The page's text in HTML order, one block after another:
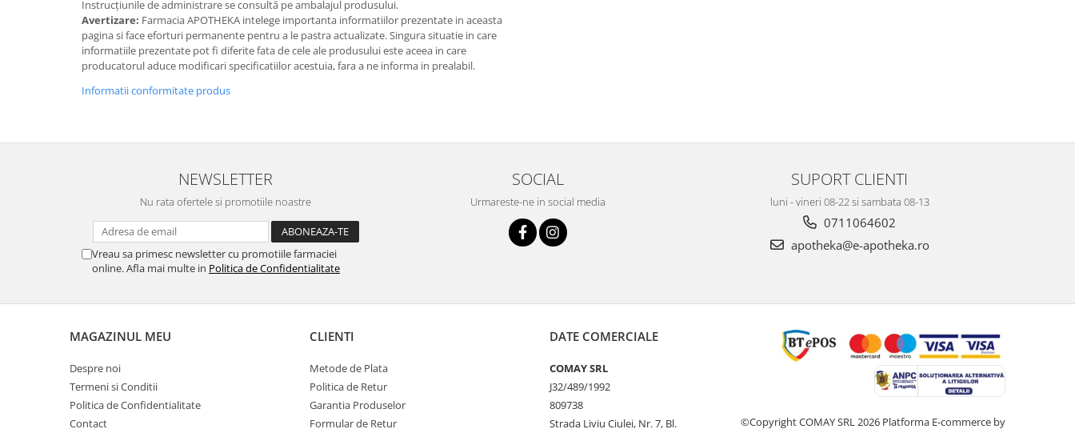
Instrucțiunile de administrare se consultă pe ambalajul produsului.
Avertizare: Farmacia APOTHEKA intelege importanta informatiilor prezentate in aceasta
pagina si face eforturi permanente pentru a le pastra actualizate. Singura situatie in care
informatiile prezentate pot fi diferite fata de cele ale produsului este aceea in care
producatorul aduce modificari specificatiilor acestuia, fara a ne informa in prealabil.
Informatii conformitate produs
NEWSLETTER
Nu rata ofertele si promotiile noastre
Vreau sa primesc newsletter cu promotiile farmaciei
online. Afla mai multe in Politica de Confidentialitate
SOCIAL
Urmareste-ne in social media
SUPORT CLIENTI
luni - vineri 08-22 si sambata 08-13
0711064602
apotheka@e-apotheka.ro
MAGAZINUL MEU
Despre noi
Termeni si Conditii
Politica de Confidentialitate
Contact
CLIENTI
Metode de Plata
Politica de Retur
Garantia Produselor
Formular de Retur
DATE COMERCIALE
COMAY SRL
J32/489/1992
809738
Strada Liviu Ciulei, Nr. 7, Bl.
©Copyright COMAY SRL 2026 Platforma E-commerce by